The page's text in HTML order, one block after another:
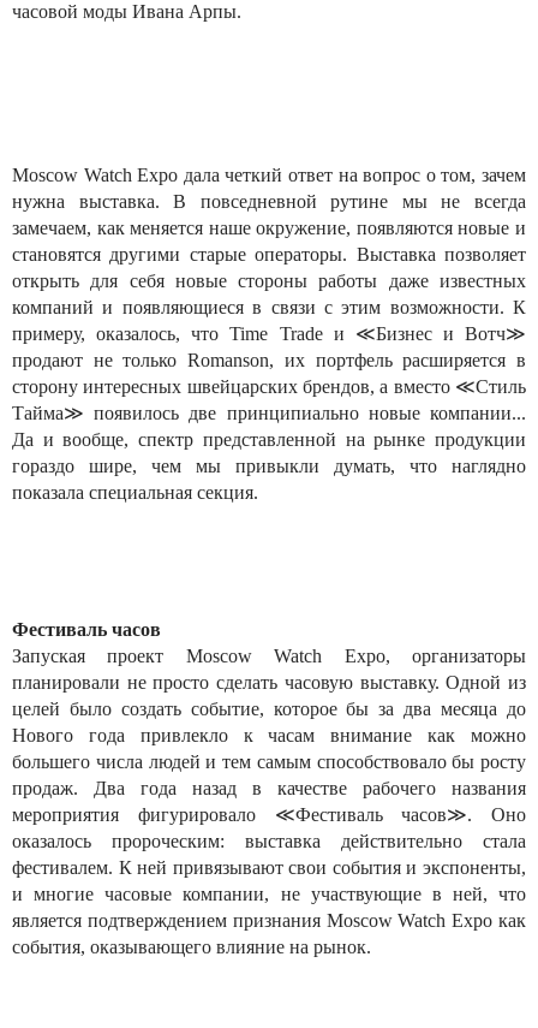
часовой моды Ивана Арпы.
Moscow Watch Expo дала четкий ответ на вопрос о том, зачем
нужна выставка. В повседневной рутине мы не всегда
замечаем, как меняется наше окружение, появляются новые и
становятся другими старые операторы. Выставка позволяет
открыть для себя новые стороны работы даже известных
компаний и появляющиеся в связи с этим возможности. К
примеру, оказалось, что Time Trade и ≪Бизнес и Вотч≫
продают не только Romanson, их портфель расширяется в
сторону интересных швейцарских брендов, а вместо ≪Стиль
Тайма≫ появилось две принципиально новые компании...
Да и вообще, спектр представленной на рынке продукции
гораздо шире, чем мы привыкли думать, что наглядно
показала специальная секция.
Фестиваль часов
Запуская проект Moscow Watch Expo, организаторы
планировали не просто сделать часовую выставку. Одной из
целей было создать событие, которое бы за два месяца до
Нового года привлекло к часам внимание как можно
большего числа людей и тем самым способствовало бы росту
продаж. Два года назад в качестве рабочего названия
мероприятия фигурировало ≪Фестиваль часов≫. Оно
оказалось пророческим: выставка действительно стала
фестивалем. К ней привязывают свои события и экспоненты,
и многие часовые компании, не участвующие в ней, что
является подтверждением признания Moscow Watch Expo как
события, оказывающего влияние на рынок.